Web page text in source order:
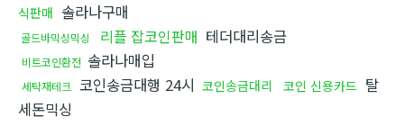
식판매 솔라나구매
골드바믹싱믹싱 리플 잡코인판매 테더대리송금
비트코인환전 솔라나매입
세탁재테크 코인송금대행 24시 코인송금대리 코인 신용카드 탈
세돈믹싱